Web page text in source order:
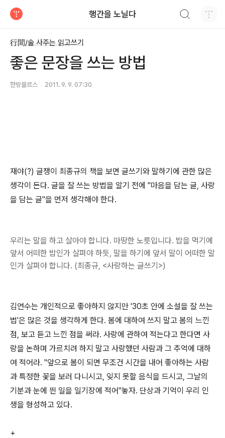
행간을 노닐다
行間/술 사주는 읽고쓰기
좋은 문장을 쓰는 방법
한방블르스 2011. 9. 9. 07:30
재야(?) 글쟁이 최종규의 책을 보면 글쓰기와 말하기에 관한 많은
생각이 든다. 글을 잘 쓰는 방법을 알기 전에 "마음을 담는 글, 사랑
을 담는 글"을 먼저 생각해야 한다.
우리는 말을 하고 살아야 합니다. 마땅한 노릇입니다. 밥을 먹기에
앞서 어떠한 밥인가 살펴야 하듯, 말을 하기에 앞서 말이 어떠한 말
인가 살펴야 합니다. (최종규, <사랑하는 글쓰기>)
김연수는 개인적으로 좋아하지 않지만 '30초 안에 소설을 잘 쓰는
법'은 많은 것을 생각하게 한다. 봄에 대하여 쓰지 말고 봄의 느낀
점, 보고 듣고 느낀 점을 써라. 사랑에 관하여 적는다고 한다면 사
랑을 논하며 가르치려 하지 말고 사랑했던 사람과 그 추억에 대하
여 적어라. "앞으로 봄이 되면 무조건 시간을 내어 좋아하는 사람
과 특정한 꽃을 보러 다니시고, 잊지 못할 음식을 드시고, 그날의
기분과 눈에 띈 일을 일기장에 적어"놓자. 단상과 기억이 우리 인
생을 형성하고 있다.
+